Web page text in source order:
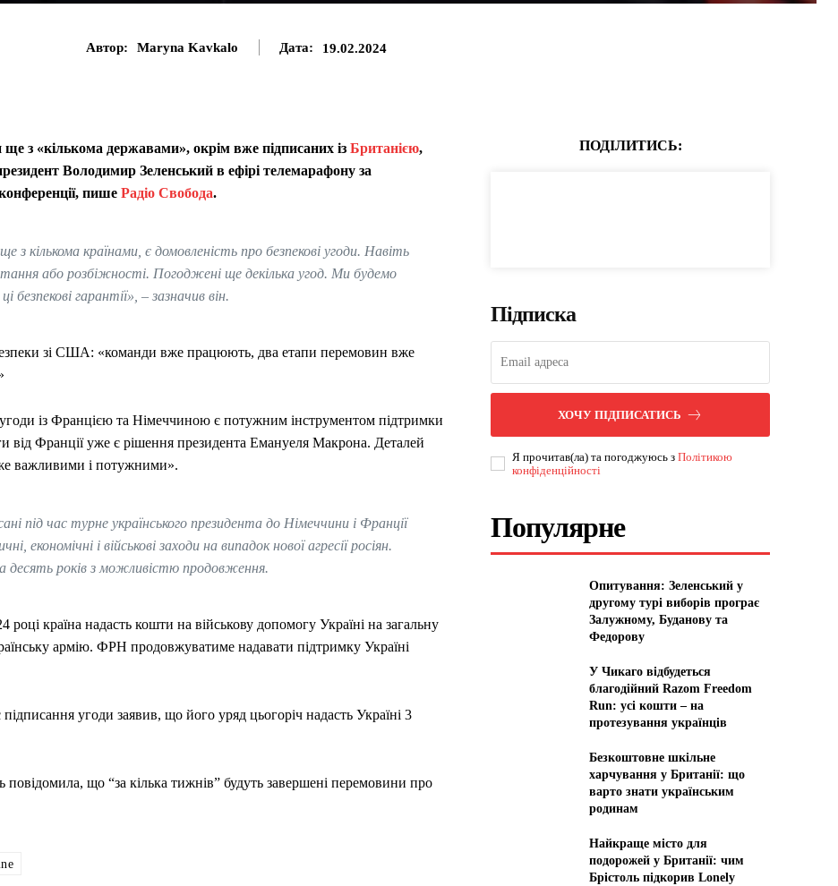
Автор: Maryna Kavkalo Дата: 19.02.2024
ще з «кількома державами», окрім вже підписаних із Британією,
Володимир Зеленський в ефірі телемарафону за
пише Радіо Свобода.
з кількома країнами, є домовленість про безпекові угоди. Навіть
або розбіжності. Погоджені ще декілька угод. Ми будемо
безпекові гарантії», – зазначив він.
зі США: «команди вже працюють, два етапи перемовин вже
із Францією та Німеччиною є потужним інструментом підтримки
від Франції уже є рішення президента Емануеля Макрона. Деталей
важливими і потужними».
під час турне українського президента до Німеччини і Франції
і військові заходи на випадок нової агресії росіян.
десять років з можливістю продовження.
країна надасть кошти на військову допомогу Україні на загальну
армію. ФРН продовжуватиме надавати підтримку Україні
угоди заявив, що його уряд цьогоріч надасть Україні 3
що “за кілька тижнів” будуть завершені перемовини про
ПОДІЛИТИСЬ:
Підписка
ХОЧУ ПІДПИСАТИСЬ
Я прочитав(ла) та погоджуюсь зПолітикою
конфіденційності
Популярне
Опитування: Зеленський у
другому турі виборів програє
Залужному, Буданову та
Федорову
У Чикаго відбудеться
благодійний Razom Freedom
Run: усі кошти – на
протезування українців
Безкоштовне шкільне
харчування у Британії: що
варто знати українським
родинам
Найкраще місто для
подорожей у Британії: чим
Брістоль підкорив Lonely